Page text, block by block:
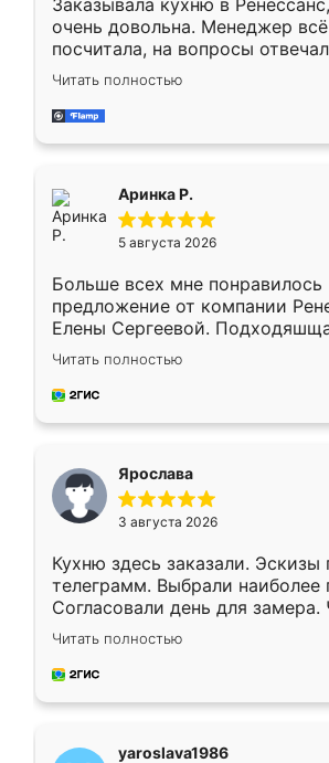
Заказывала кухню в
очень довольна. Менеджер
посчитала, на вопросы
Замерщик приехал в субботу,
делу со всей
за день, ребята работали
Читать полностью
Аринка Р.
5 августа 2026
Больше всех мне понравилось
предложение от компании
Елены Сергеевой.
короткие сроки изготовления.
для замера сотрудник
предложил по моему эскизу
Читать полностью
Ярослава
3 августа 2026
Кухню здесь заказали. Эскизы
телеграмм. Выбрали
Согласовали день для замера.
недели кухня была уже готова.
довольны работой. Спасибо
мебель за качественную работу!
Читать полностью
yaroslava1986